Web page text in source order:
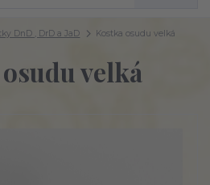
DnD , DrD a JaD Kostka osudu velká
velká